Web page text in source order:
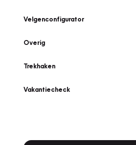
Velgenconfigurator
Overig
Trekhaken
Vakantiecheck